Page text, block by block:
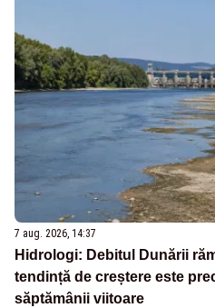
7 aug. 2026, 14:37
Hidrologi: Debitul Dunării
tendință de creștere este
săptămânii viitoare